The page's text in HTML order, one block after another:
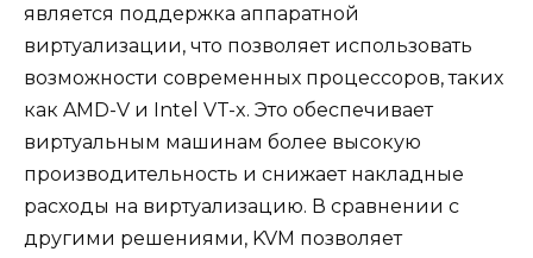
является поддержка аппаратной
виртуализации, что позволяет использовать
возможности современных процессоров, таких
как AMD-V и Intel VT-x. Это обеспечивает
виртуальным машинам более высокую
производительность и снижает накладные
расходы на виртуализацию. В сравнении с
другими решениями, KVM позволяет